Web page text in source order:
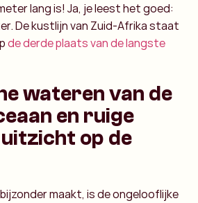
lang is! Ja, je leest het goed:
De kustlijn van Zuid-Afrika staat
de derde plaats van de langste
wateren van de
en ruige
op de
maakt, is de ongelooflijke